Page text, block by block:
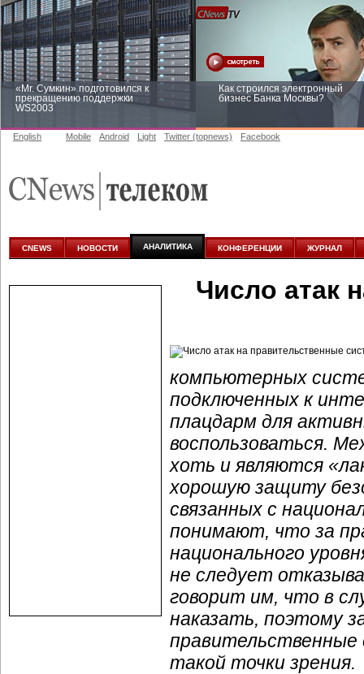
«Mr. Сумкин» подготовился к
прекращению поддержки
WS2003
Как строился электронный
бизнес Банка Москвы?
аналитике
English Mobile Android Light Twitter (topnews) Facebook
CNEWS НОВОСТИ АНАЛИТИКА КОНФЕРЕНЦИИ ЖУРНАЛ
Число атак
компьютерных
подключенных к
плацдарм для
воспользоваться.
хоть и являются
хорошую защиту
связанных с
понимают, что за
национального
не следует
говорит им, что в
наказать, поэтому
такой точки зрения.